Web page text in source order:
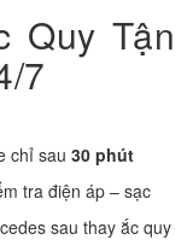
Quy Tận
7
chỉ sau 30 phút
tra điện áp – sạc
sau thay ắc quy